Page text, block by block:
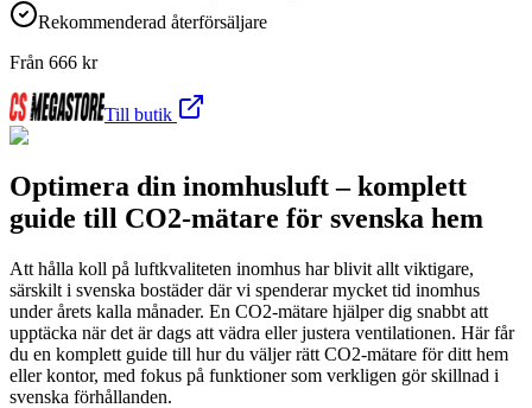
Rekommenderad återförsäljare
Från 666 kr
Till butik
Optimera din inomhusluft – komplett
guide till CO2-mätare för svenska hem
Att hålla koll på luftkvaliteten inomhus har blivit allt viktigare,
särskilt i svenska bostäder där vi spenderar mycket tid inomhus
under årets kalla månader. En CO2-mätare hjälper dig snabbt att
upptäcka när det är dags att vädra eller justera ventilationen. Här får
du en komplett guide till hur du väljer rätt CO2-mätare för ditt hem
eller kontor, med fokus på funktioner som verkligen gör skillnad i
svenska förhållanden.